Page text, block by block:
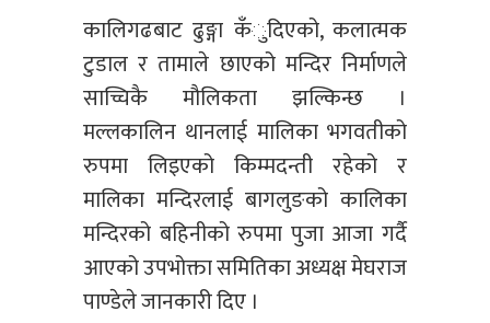
कालिगढबाट ढुङ्गा कँुदिएको, कलात्मक
टुडाल र तामाले छाएको मन्दिर निर्माणले
साच्चिकै मौलिकता झल्किन्छ ।
मल्लकालिन थानलाई मालिका भगवतीको
रुपमा लिइएको किम्मदन्ती रहेको र
मालिका मन्दिरलाई बागलुङको कालिका
मन्दिरको बहिनीको रुपमा पुजा आजा गर्दै
आएको उपभोक्ता समितिका अध्यक्ष मेघराज
पाण्डेले जानकारी दिए ।